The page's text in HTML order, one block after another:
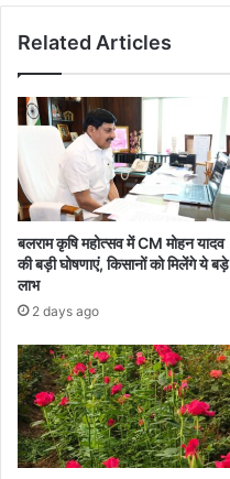
Related Articles
बलराम कृषि महोत्सव में CM मोहन यादव
की बड़ी घोषणाएं, किसानों को मिलेंगे ये बड़े
लाभ
2 days ago